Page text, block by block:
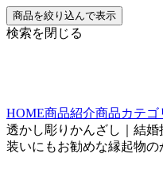
検索を閉じる
HOME商品紹介商品カテゴ
透かし彫りかんざし｜結
装いにもお勧めな縁起物の